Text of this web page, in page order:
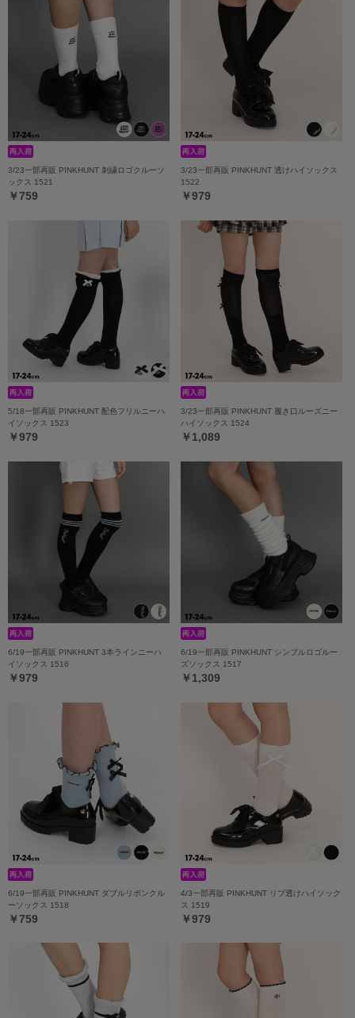
3/23一部再販 PINKHUNT 刺繍ロゴクルーソ
ックス 1521
￥759
3/23一部再販 PINKHUNT 透けハイソックス
1522
￥979
5/18一部再販 PINKHUNT 配色フリルニーハ
イソックス 1523
￥979
3/23一部再販 PINKHUNT 履き口ルーズニー
ハイソックス 1524
￥1,089
6/19一部再販 PINKHUNT 3本ラインニーハ
イソックス 1516
￥979
6/19一部再販 PINKHUNT シンプルロゴルー
ズソックス 1517
￥1,309
6/19一部再販 PINKHUNT ダブルリボンクル
ーソックス 1518
￥759
4/3一部再販 PINKHUNT リブ透けハイソック
ス 1519
￥979